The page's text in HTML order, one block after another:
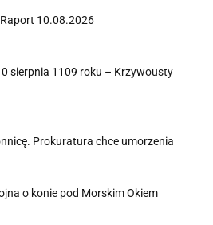
10.08.2026
sierpnia 1109 roku – Krzywousty
Prokuratura chce umorzenia
o konie pod Morskim Okiem